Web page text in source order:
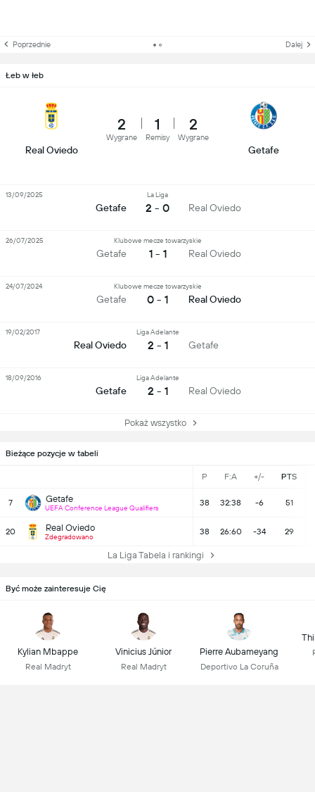
Bieżące pozycje w tabeli
P F:A +/- PTS
7 Getafe
UEFA Conference League Qualifiers
38 32:38 -6 51
20 Real Oviedo
Zdegradowano
38 26:60 -34 29
La Liga Tabela i rankingi
Poprzednie Dalej
Łeb w łeb
Real Oviedo
2
Wygrane
1
Remisy
2
Wygrane
Getafe
Getafe
La Liga
2 - 0 Real Oviedo
13/09/2025
Getafe
Klubowe mecze towarzyskie
1 - 1 Real Oviedo
26/07/2025
Getafe
Klubowe mecze towarzyskie
0 - 1 Real Oviedo
24/07/2024
Real Oviedo
Liga Adelante
2 - 1 Getafe
19/02/2017
Getafe
Liga Adelante
2 - 1 Real Oviedo
18/09/2016
Pokaż wszystko
Być może zainteresuje Cię
Kylian Mbappe
Real Madryt
Vinicius Júnior
Real Madryt
Pierre Aubameyang
Deportivo La Coruña